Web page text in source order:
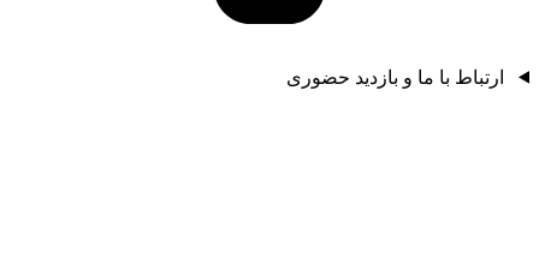
ارتباط با ما و بازدید حضوری